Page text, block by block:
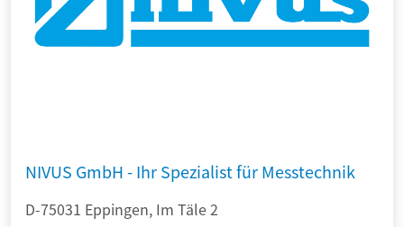
NIVUS GmbH - Ihr Spezialist für Messtechnik
D-75031 Eppingen, Im Täle 2